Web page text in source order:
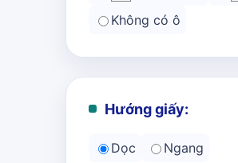
Không có ô
Hướng giấy:
Dọc Ngang